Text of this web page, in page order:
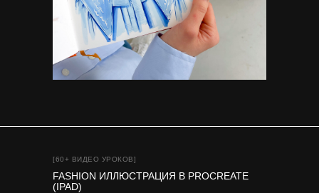
[60+ ВИДЕО УРОКОВ]
FASHION ИЛЛЮСТРАЦИЯ В PROCREATE
(IPAD)